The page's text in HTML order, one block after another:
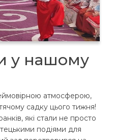
у нашому
атмосферою,
садку цього тижня!
які стали не просто
подіями для